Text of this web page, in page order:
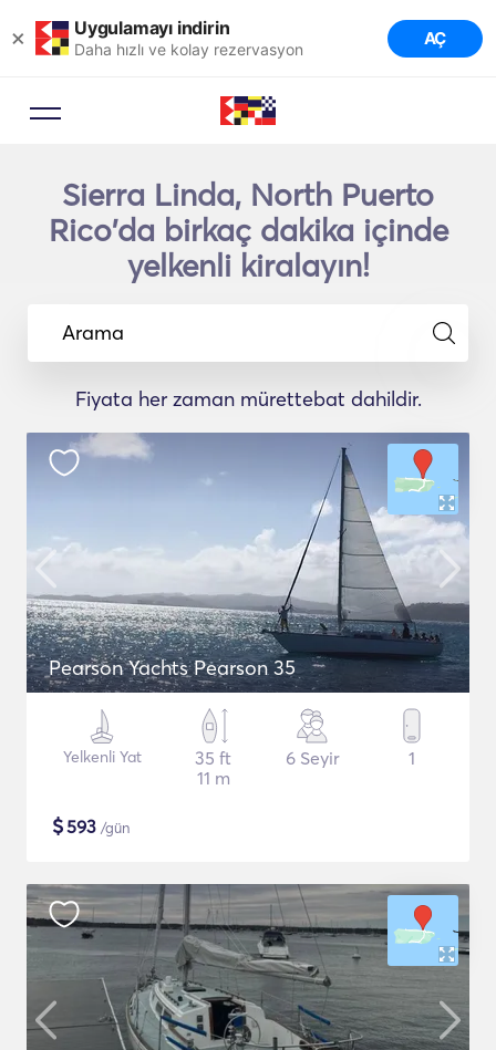
× Uygulamayı indirin
Daha hızlı ve kolay rezervasyon AÇ
Sierra Linda, North Puerto
Rico'da birkaç dakika içinde
yelkenli kiralayın!
Arama
Fiyata her zaman mürettebat dahildir.
Pearson Yachts Pearson 35
Yelkenli Yat
35 ft
11 m
6 Seyir 1
$593 /gün